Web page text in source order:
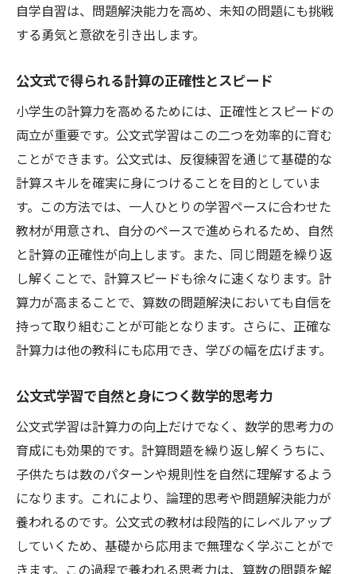
自学自習は、問題解決能力を高め、未知の問題にも挑戦
する勇気と意欲を引き出します。
公文式で得られる計算の正確性とスピード
小学生の計算力を高めるためには、正確性とスピードの
両立が重要です。公文式学習はこの二つを効率的に育む
ことができます。公文式は、反復練習を通じて基礎的な
計算スキルを確実に身につけることを目的としていま
す。この方法では、一人ひとりの学習ペースに合わせた
教材が用意され、自分のペースで進められるため、自然
と計算の正確性が向上します。また、同じ問題を繰り返
し解くことで、計算スピードも徐々に速くなります。計
算力が高まることで、算数の問題解決においても自信を
持って取り組むことが可能となります。さらに、正確な
計算力は他の教科にも応用でき、学びの幅を広げます。
公文式学習で自然と身につく数学的思考力
公文式学習は計算力の向上だけでなく、数学的思考力の
育成にも効果的です。計算問題を繰り返し解くうちに、
子供たちは数のパターンや規則性を自然に理解するよう
になります。これにより、論理的思考や問題解決能力が
養われるのです。公文式の教材は段階的にレベルアップ
していくため、基礎から応用まで無理なく学ぶことがで
きます。この過程で養われる思考力は、算数の問題を解